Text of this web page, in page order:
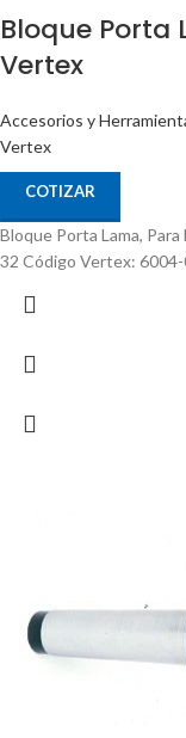
Bloque Porta
Vertex
Accesorios y
Vertex
COTIZAR
Bloque Porta Lama,
32 Código Vertex: 6004-